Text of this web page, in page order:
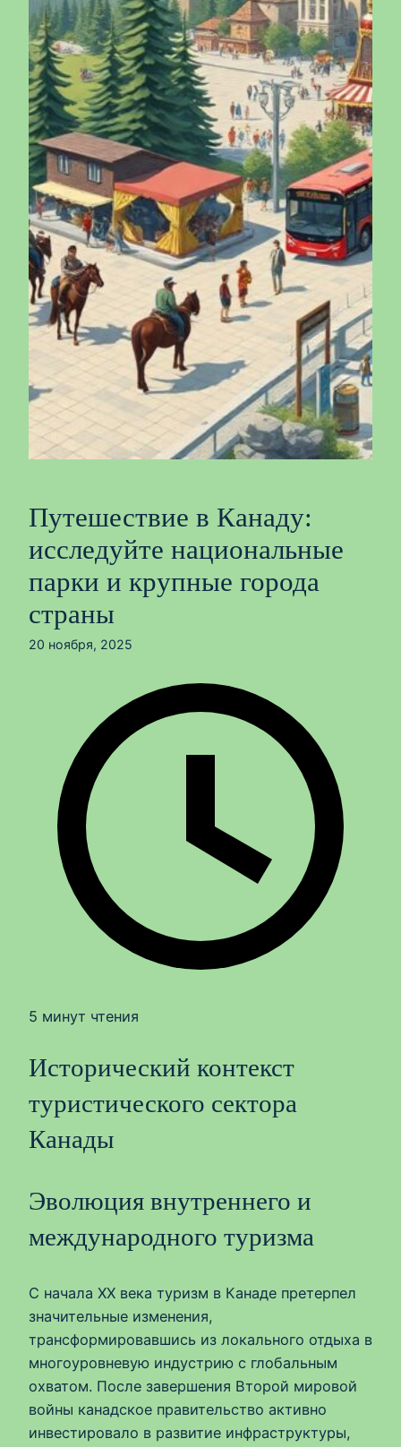
Путешествие в Канаду:
исследуйте национальные
парки и крупные города
страны
20 ноября, 2025
5 минут чтения
Исторический контекст
туристического сектора
Канады
Эволюция внутреннего и
международного туризма
С начала XX века туризм в Канаде претерпел
значительные изменения,
трансформировавшись из локального отдыха в
многоуровневую индустрию с глобальным
охватом. После завершения Второй мировой
войны канадское правительство активно
инвестировало в развитие инфраструктуры,